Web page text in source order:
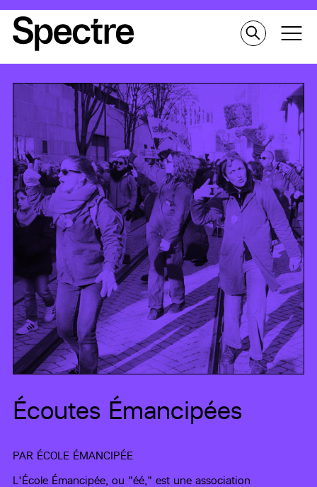
Écoutes Émancipées
PAR ÉCOLE ÉMANCIPÉE
L'École Émancipée, ou "éé," est une association